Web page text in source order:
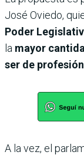
José Oviedo,
Poder
la mayor
ser de
A la vez, el